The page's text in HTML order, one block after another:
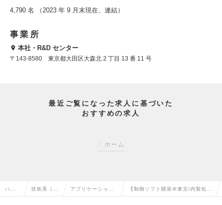
4,790 名 （2023 年 9 月末現在、連結）
事業所
本社・R&D センター
〒143-8580 東京都大田区大森北 2 丁目 13 番 11 号
最近ご覧になった求人に基づいた
おすすめの求人
ホーム
ハイ 技術系（電 アプリケーション 【制御ソフト開発＠東京/内製化】